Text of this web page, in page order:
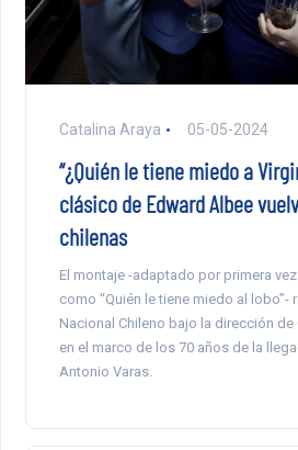
Catalina Araya 05-05-2024
“¿Quién le tiene miedo a
clásico de Edward Albee
chilenas
El montaje -adaptado por primera vez
como “Quién le tiene miedo al lobo”-
Nacional Chileno bajo la dirección de
en el marco de los 70 años de la
Antonio Varas.